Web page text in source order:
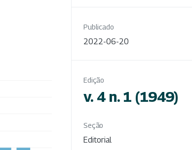
Publicado
2022-06-20
Edição
v. 4 n. 1 (1949)
Seção
Editorial